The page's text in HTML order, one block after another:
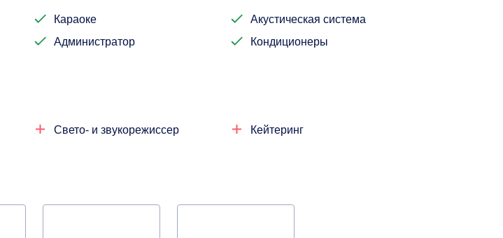
Караоке
Акустическая система
Администратор
Кондиционеры
Свето- и звукорежиссер Кейтеринг